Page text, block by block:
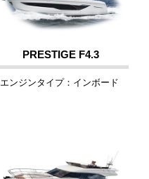
PRESTIGE F4.3
エンジンタイプ：インボード